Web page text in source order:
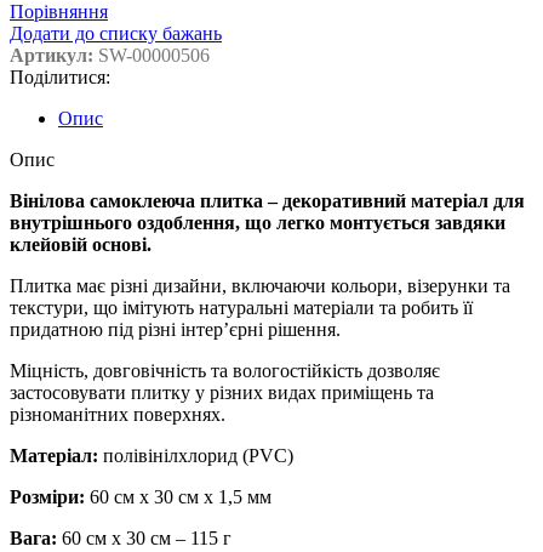
Порівняння
Додати до списку бажань
Артикул: SW-00000506
Поділитися:
Опис
Опис
Вінілова самоклеюча плитка – декоративний матеріал для
внутрішнього оздоблення, що легко монтується завдяки
клейовій основі.
Плитка має різні дизайни, включаючи кольори, візерунки та
текстури, що імітують натуральні матеріали та робить її
придатною під різні інтер’єрні рішення.
Міцність, довговічність та вологостійкість дозволяє
застосовувати плитку у різних видах приміщень та
різноманітних поверхнях.
Матеріал: полівінілхлорид (PVC)
Розміри: 60 см х 30 см х 1,5 мм
Вага: 60 см х 30 см – 115 г